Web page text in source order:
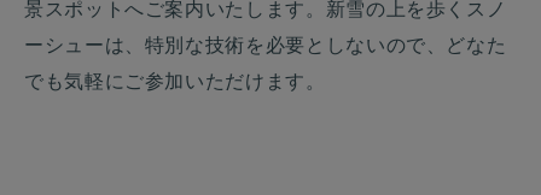
景スポットへご案内いたします。新雪の上を歩くスノ
ーシューは、特別な技術を必要としないので、どなた
でも気軽にご参加いただけます。